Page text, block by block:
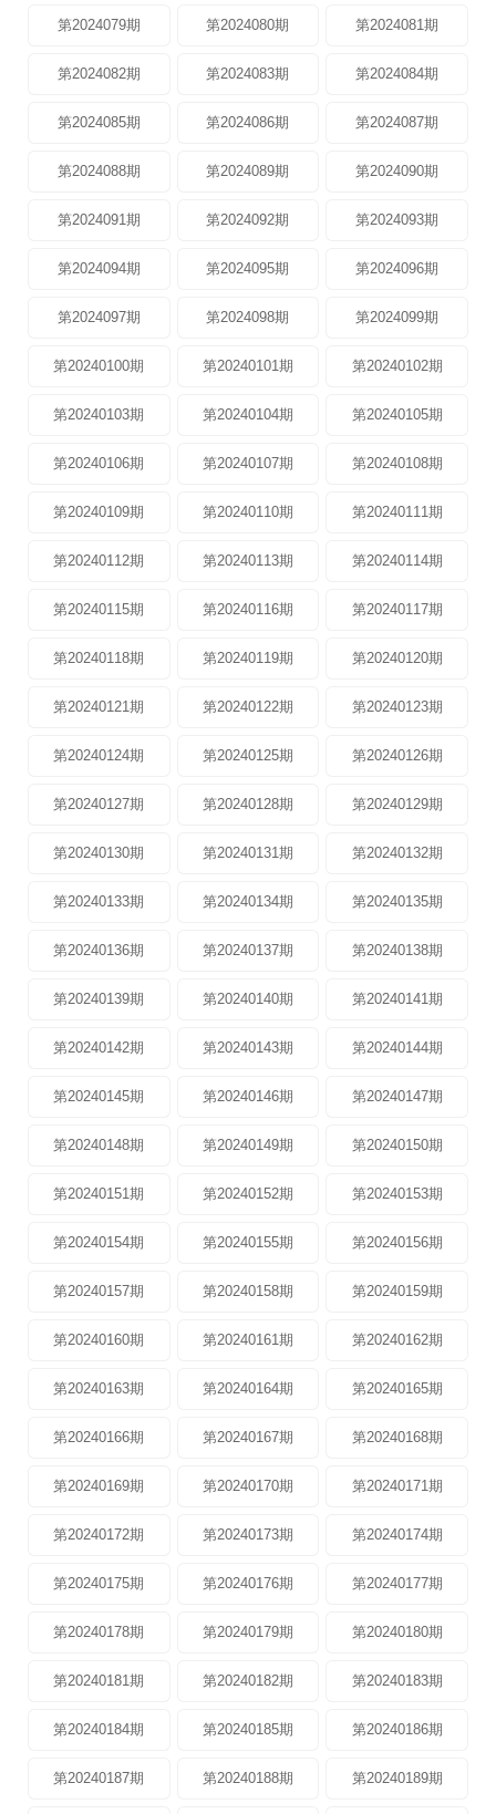
第2024079期 第2024080期 第2024081期
第2024082期 第2024083期 第2024084期
第2024085期 第2024086期 第2024087期
第2024088期 第2024089期 第2024090期
第2024091期 第2024092期 第2024093期
第2024094期 第2024095期 第2024096期
第2024097期 第2024098期 第2024099期
第20240100期 第20240101期 第20240102期
第20240103期 第20240104期 第20240105期
第20240106期 第20240107期 第20240108期
第20240109期 第20240110期 第20240111期
第20240112期 第20240113期 第20240114期
第20240115期 第20240116期 第20240117期
第20240118期 第20240119期 第20240120期
第20240121期 第20240122期 第20240123期
第20240124期 第20240125期 第20240126期
第20240127期 第20240128期 第20240129期
第20240130期 第20240131期 第20240132期
第20240133期 第20240134期 第20240135期
第20240136期 第20240137期 第20240138期
第20240139期 第20240140期 第20240141期
第20240142期 第20240143期 第20240144期
第20240145期 第20240146期 第20240147期
第20240148期 第20240149期 第20240150期
第20240151期 第20240152期 第20240153期
第20240154期 第20240155期 第20240156期
第20240157期 第20240158期 第20240159期
第20240160期 第20240161期 第20240162期
第20240163期 第20240164期 第20240165期
第20240166期 第20240167期 第20240168期
第20240169期 第20240170期 第20240171期
第20240172期 第20240173期 第20240174期
第20240175期 第20240176期 第20240177期
第20240178期 第20240179期 第20240180期
第20240181期 第20240182期 第20240183期
第20240184期 第20240185期 第20240186期
第20240187期 第20240188期 第20240189期